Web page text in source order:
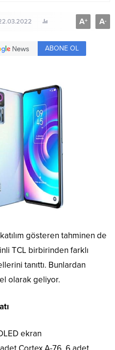
A+ A-
ABONE OL
gösteren tahminen de
TCL birbirinden farklı
tanıttı. Bunlardan
olarak geliyor.
ekran